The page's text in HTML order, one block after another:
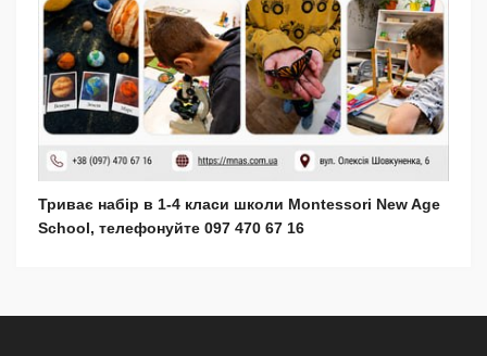
Триває набір в 1-4 класи школи Montessori New Age
School, телефонуйте 097 470 67 16